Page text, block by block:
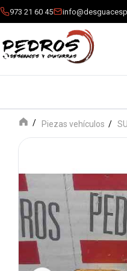
973 21 60 45
Piezas vehículos